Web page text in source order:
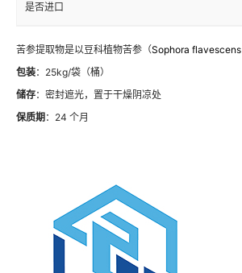
是否进口
苦参提取物是以豆科植物苦参（Sophora flavescens
包装：25kg/袋（桶）
储存：密封遮光，置于干燥阴凉处
保质期：24 个月